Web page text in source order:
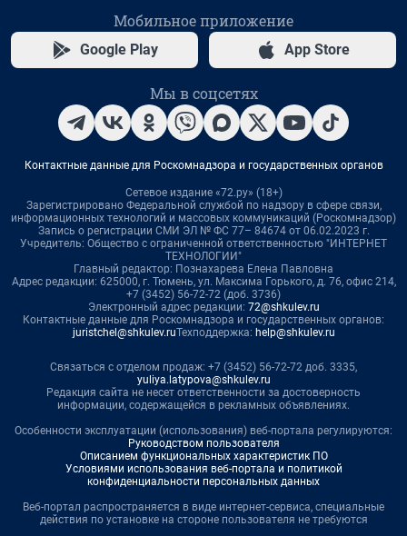
Мобильное приложение
Google Play App Store
Мы в соцсетях
Контактные данные для Роскомнадзора и государственных органов
Сетевое издание «72.ру» (18+)
Зарегистрировано Федеральной службой по надзору в сфере связи,
информационных технологий и массовых коммуникаций (Роскомнадзор)
Запись о регистрации СМИ ЭЛ № ФС 77– 84674 от 06.02.2023 г.
Учредитель: Общество с ограниченной ответственностью "ИНТЕРНЕТ
ТЕХНОЛОГИИ"
Главный редактор: Познахарева Елена Павловна
Адрес редакции: 625000, г. Тюмень, ул. Максима Горького, д. 76, офис 214,
+7 (3452) 56-72-72 (доб. 3736)
Электронный адрес редакции: 72@shkulev.ru
Контактные данные для Роскомнадзора и государственных органов:
juristchel@shkulev.ruТехподдержка: help@shkulev.ru
Связаться с отделом продаж: +7 (3452) 56-72-72 доб. 3335,
yuliya.latypova@shkulev.ru
Редакция сайта не несет ответственности за достоверность
информации, содержащейся в рекламных объявлениях.
Особенности эксплуатации (использования) веб-портала регулируются:
Руководством пользователя
Описанием функциональных характеристик ПО
Условиями использования веб-портала и политикой
конфиденциальности персональных данных
Веб-портал распространяется в виде интернет-сервиса, специальные
действия по установке на стороне пользователя не требуются